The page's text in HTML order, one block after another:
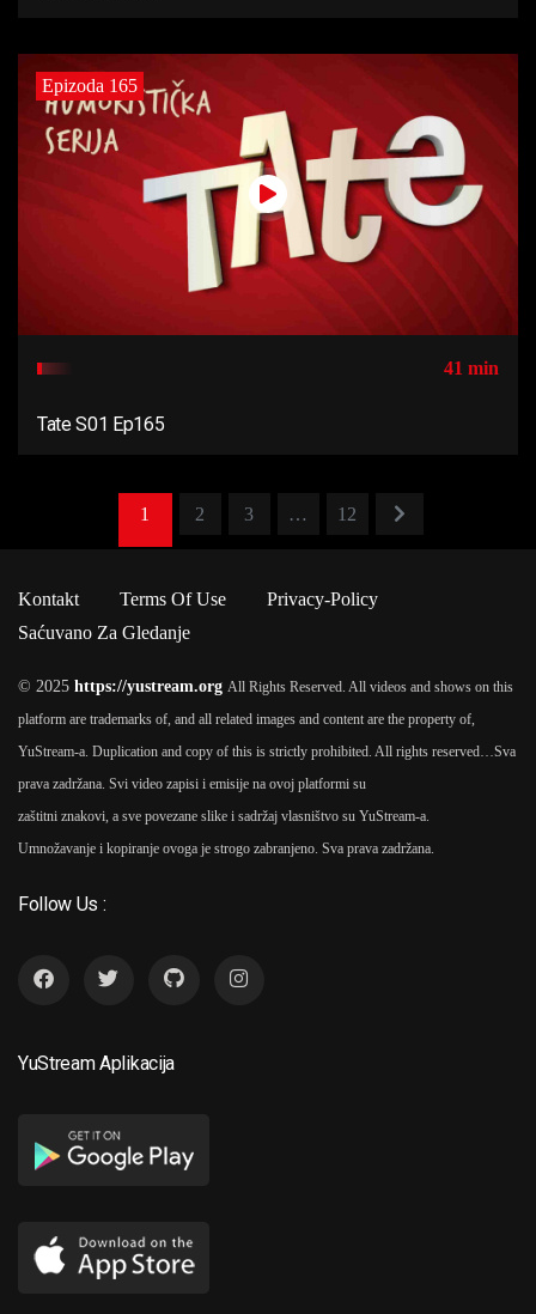
Epizoda 165
41 min
Tate S01 Ep165
1 2 3 … 12
Kontakt Terms Of Use
Privacy-Policy
Saćuvano Za Gledanje
© 2025 https://yustream.org All Rights Reserved. All videos and shows on this
platform are trademarks of, and all related images and content are the property of,
YuStream-a. Duplication and copy of this is strictly prohibited. All rights reserved… Sva
prava zadržana. Svi video zapisi i emisije na ovoj platformi su
zaštitni znakovi, a sve povezane slike i sadržaj vlasništvo su YuStream-a.
Umnožavanje i kopiranje ovoga je strogo zabranjeno. Sva prava zadržana.
Follow Us :
YuStream Aplikacija